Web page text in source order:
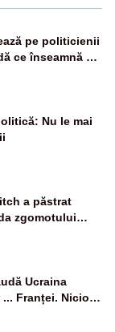
pe politicienii
ce înseamnă să
Nu le mai
a păstrat
zgomotului
Ucraina
Franței. Nicio
promis